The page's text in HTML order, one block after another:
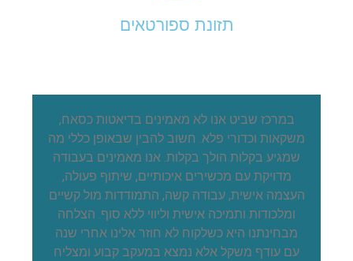
תזונת ספורטאים
במרכז שביט אנו לא מאמינים בדיאטות כסאח,
משקאות וכדורי פלא. חשוב להבין שבאופן כללי מה
שמגיע בקלות הולך בקלות. אנו מאמינים בעבודה
מדויקת עם מכשירים איכותיים, שיתוף פעולה,
העצמה אישית, עבודה קשה, התמודדות מול קשיים
ומלכודות ותמיכה אישית וליווי ללא סוף. הצלחה
מבחינתנו היא כשלקוח לא חוזר אלינו אחרי שנה
עם עודף משקל אלא נמצא במעקב קבוע ומצליח